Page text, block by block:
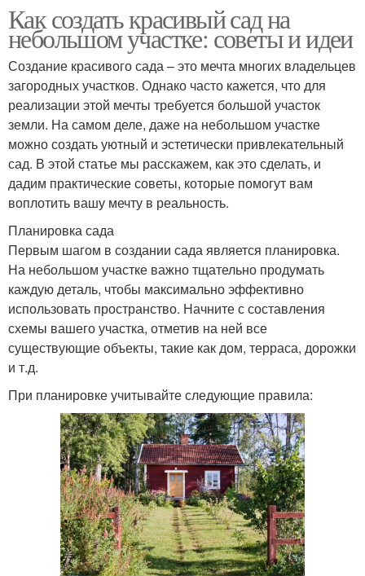
Как создать красивый сад на
небольшом участке: советы и идеи
Создание красивого сада – это мечта многих владельцев
загородных участков. Однако часто кажется, что для
реализации этой мечты требуется большой участок
земли. На самом деле, даже на небольшом участке
можно создать уютный и эстетически привлекательный
сад. В этой статье мы расскажем, как это сделать, и
дадим практические советы, которые помогут вам
воплотить вашу мечту в реальность.
Планировка сада
Первым шагом в создании сада является планировка.
На небольшом участке важно тщательно продумать
каждую деталь, чтобы максимально эффективно
использовать пространство. Начните с составления
схемы вашего участка, отметив на ней все
существующие объекты, такие как дом, терраса, дорожки
и т.д.
При планировке учитывайте следующие правила: